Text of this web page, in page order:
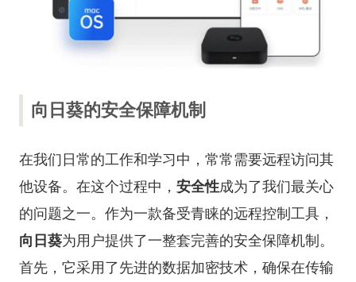
向日葵的安全保障机制
在我们日常的工作和学习中，常常需要远程访问其
他设备。在这个过程中， 安全性成为了我们最关心
的问题之一。作为一款备受青睐的远程控制工具，
向日葵为用户提供了一整套完善的安全保障机制。
首先，它采用了先进的数据加密技术，确保在传输